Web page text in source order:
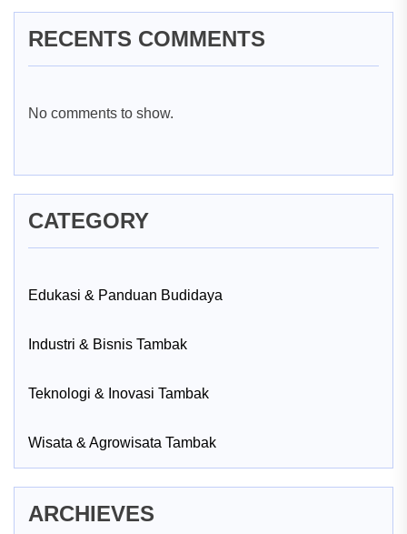
RECENTS COMMENTS
No comments to show.
CATEGORY
Edukasi & Panduan Budidaya
Industri & Bisnis Tambak
Teknologi & Inovasi Tambak
Wisata & Agrowisata Tambak
ARCHIEVES